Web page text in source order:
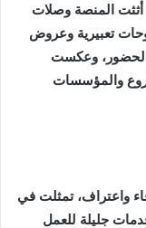
أثثت المنصة وصلات
تعبيرية وعروض
الحضور، وعكست
والمؤسسات
واعتراف، تمثلت في
جليلة للعمل